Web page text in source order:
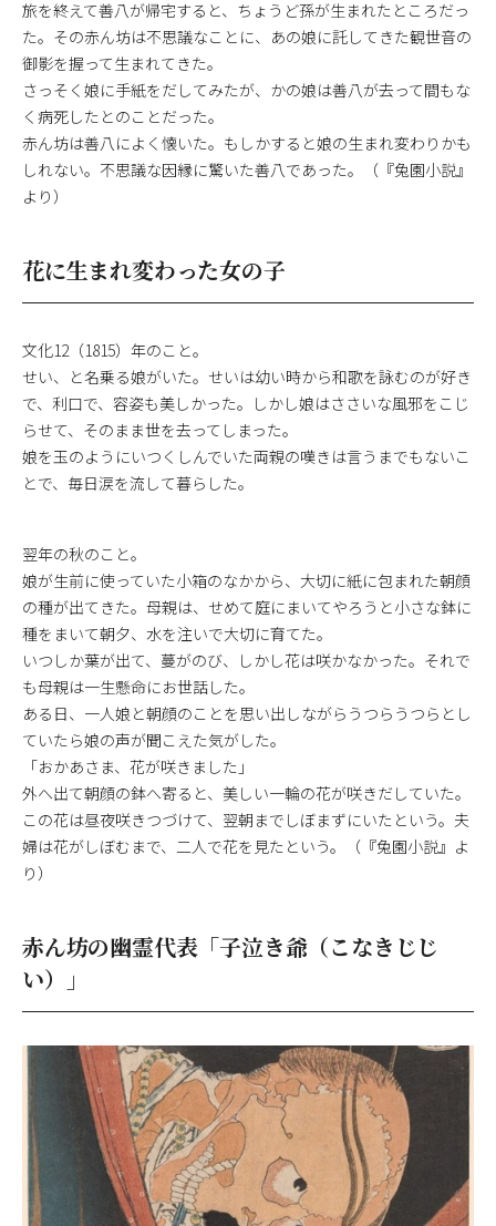
旅を終えて善八が帰宅すると、ちょうど孫が生まれたところだっ
た。その赤ん坊は不思議なことに、あの娘に託してきた観世音の
御影を握って生まれてきた。
さっそく娘に手紙をだしてみたが、かの娘は善八が去って間もな
く病死したとのことだった。
赤ん坊は善八によく懐いた。もしかすると娘の生まれ変わりかも
しれない。不思議な因縁に驚いた善八であった。（『兔園小説』
より）
花に生まれ変わった女の子
文化12（1815）年のこと。
せい、と名乗る娘がいた。せいは幼い時から和歌を詠むのが好き
で、利口で、容姿も美しかった。しかし娘はささいな風邪をこじ
らせて、そのまま世を去ってしまった。
娘を玉のようにいつくしんでいた両親の嘆きは言うまでもないこ
とで、毎日涙を流して暮らした。
翌年の秋のこと。
娘が生前に使っていた小箱のなかから、大切に紙に包まれた朝顔
の種が出てきた。母親は、せめて庭にまいてやろうと小さな鉢に
種をまいて朝夕、水を注いで大切に育てた。
いつしか葉が出て、蔓がのび、しかし花は咲かなかった。それで
も母親は一生懸命にお世話した。
ある日、一人娘と朝顔のことを思い出しながらうつらうつらとし
ていたら娘の声が聞こえた気がした。
「おかあさま、花が咲きました」
外へ出て朝顔の鉢へ寄ると、美しい一輪の花が咲きだしていた。
この花は昼夜咲きつづけて、翌朝までしぼまずにいたという。夫
婦は花がしぼむまで、二人で花を見たという。（『兔園小説』よ
り）
赤ん坊の幽霊代表「子泣き爺（こなきじじ
い）」